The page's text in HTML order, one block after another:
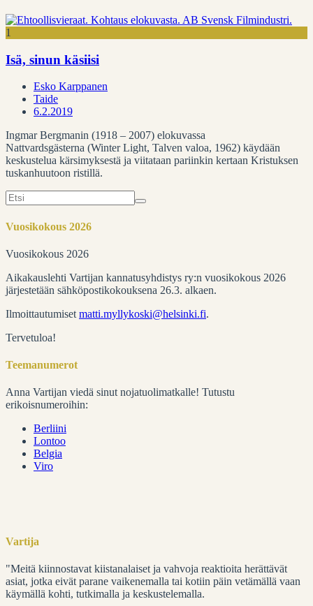
1
Isä, sinun käsiisi
Esko Karppanen
Taide
6.2.2019
Ingmar Bergmanin (1918 – 2007) elokuvassa
Nattvardsgästerna (Winter Light, Talven valoa, 1962) käydään
keskustelua kärsimyksestä ja viitataan pariinkin kertaan Kristuksen
tuskanhuutoon ristillä.
Search
for:
Vuosikokous 2026
Vuosikokous 2026
Aikakauslehti Vartijan kannatusyhdistys ry:n vuosikokous 2026
järjestetään sähköpostikokouksena 26.3. alkaen.
Ilmoittautumiset matti.myllykoski@helsinki.fi.
Tervetuloa!
Teemanumerot
Anna Vartijan viedä sinut nojatuolimatkalle! Tutustu
erikoisnumeroihin:
Berliini
Lontoo
Belgia
Viro
Vartija
"Meitä kiinnostavat kiistanalaiset ja vahvoja reaktioita herättävät
asiat, jotka eivät parane vaikenemalla tai kotiin päin vetämällä vaan
käymällä kohti, tutkimalla ja keskustelemalla.